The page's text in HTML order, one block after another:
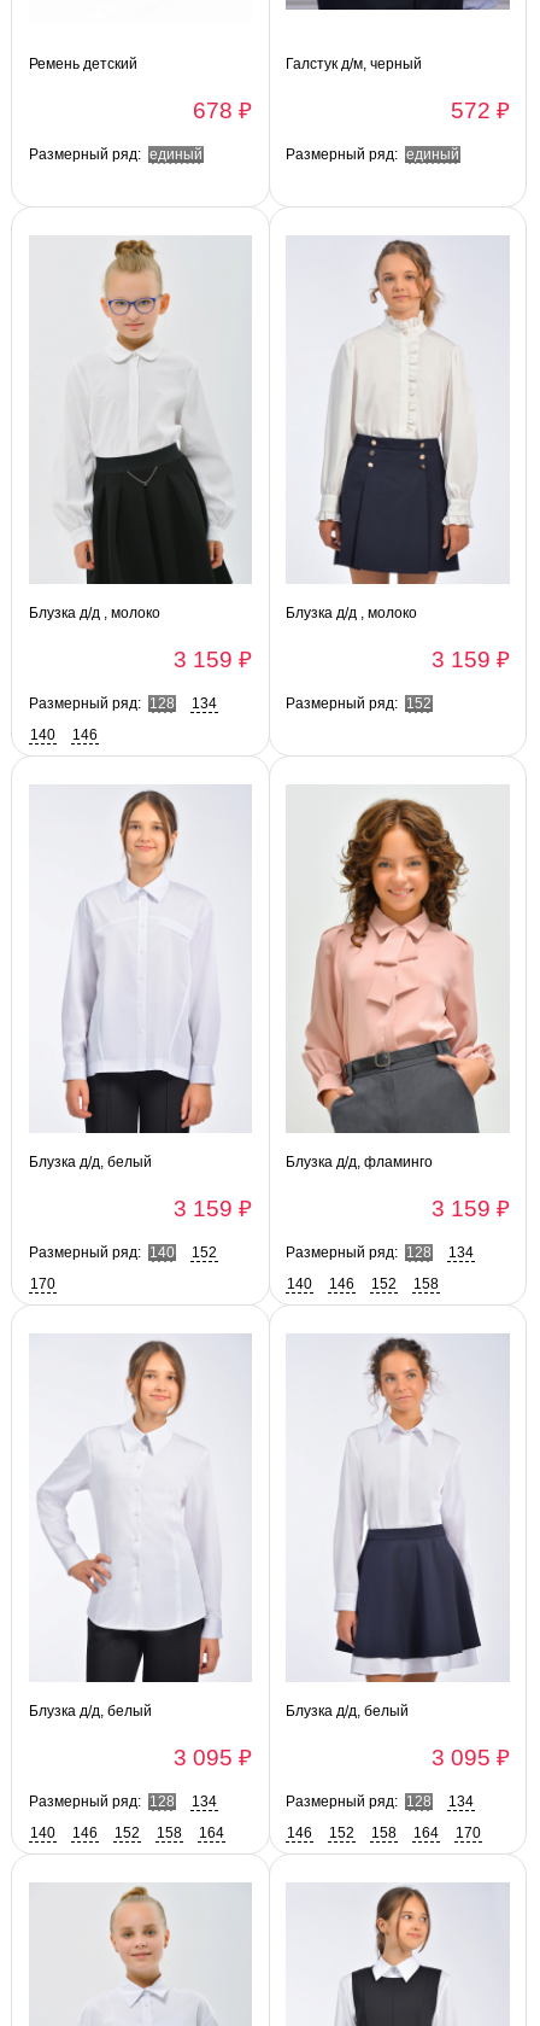
Ремень детский
678 ₽
Размерный ряд: единый
Галстук д/м, черный
572 ₽
Размерный ряд: единый
Блузка д/д , молоко
3 159 ₽
Размерный ряд: 128
134
140
146
Блузка д/д , молоко
3 159 ₽
Размерный ряд: 152
Блузка д/д, белый
3 159 ₽
Размерный ряд: 140
152
170
Блузка д/д, фламинго
3 159 ₽
Размерный ряд: 128
134
140
146 152 158
Блузка д/д, белый
3 095 ₽
Размерный ряд: 128
134
140
146 152 158
164
Блузка д/д, белый
3 095 ₽
Размерный ряд: 128
134
146
152 158 164 170